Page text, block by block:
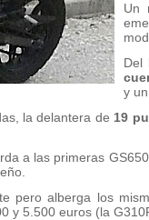
Un
Del
y
la delantera de 19
a las primeras
pero alberga los
y 5.500 euros (la